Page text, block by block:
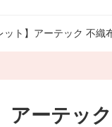
ット】アーテック 不
アーテッ